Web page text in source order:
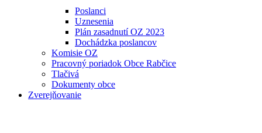
Poslanci
Uznesenia
Plán zasadnutí OZ 2023
Dochádzka poslancov
Komisie OZ
Pracovný poriadok Obce Rabčice
Tlačivá
Dokumenty obce
Zverejňovanie